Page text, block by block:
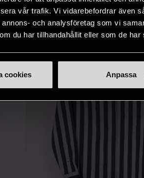
vår trafik. Vi vidarebefordrar även
och analysföretag som vi
du har tillhandahållit eller som de
cookies Anpassa
Hitta produkter som